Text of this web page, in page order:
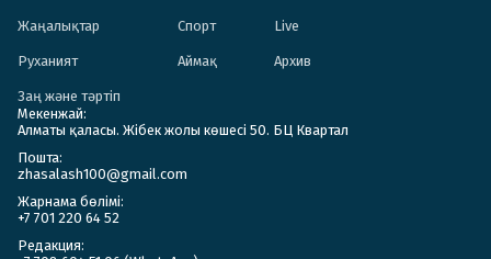
Жаңалықтар Спорт Live
Руханият Аймақ Архив
Заң және тәртіп
Мекенжай:
Алматы қаласы. Жібек жолы көшесі 50. БЦ Квартал
Пошта:
zhasalash100@gmail.com
Жарнама бөлімі:
+7 701 220 64 52
Редакция: